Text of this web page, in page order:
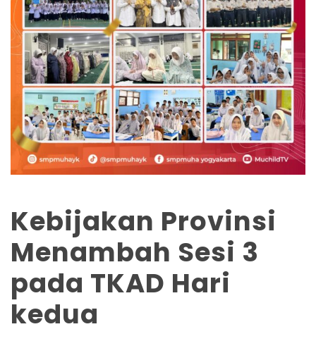
Kebijakan Provinsi
Menambah Sesi 3
pada TKAD Hari
kedua